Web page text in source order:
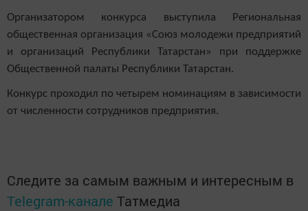
Организатором конкурса выступила Региональная
общественная организация «Союз молодежи предприятий
и организаций Республики Татарстан» при поддержке
Общественной палаты Республики Татарстан.
Конкурс проходил по четырем номинациям в зависимости
от численности сотрудников предприятия.
Следите за самым важным и интересным в
Telegram-канале Татмедиа